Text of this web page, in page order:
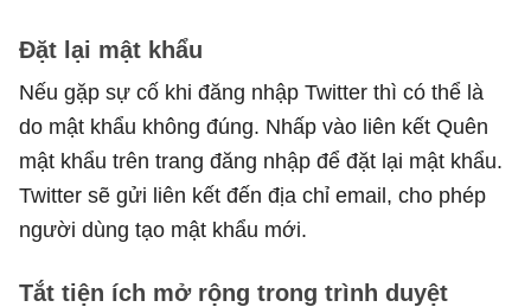
Đặt lại mật khẩu
Nếu gặp sự cố khi đăng nhập Twitter thì có thể là
do mật khẩu không đúng. Nhấp vào liên kết Quên
mật khẩu trên trang đăng nhập để đặt lại mật khẩu.
Twitter sẽ gửi liên kết đến địa chỉ email, cho phép
người dùng tạo mật khẩu mới.
Tắt tiện ích mở rộng trong trình duyệt